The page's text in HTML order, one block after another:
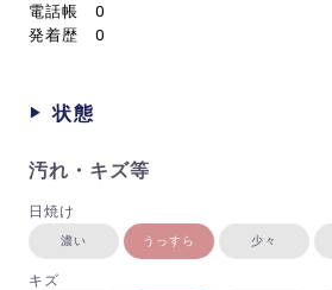
電話帳 0
発着歴 0
状態
汚れ・キズ等
日焼け
濃い うっすら 少々
キズ